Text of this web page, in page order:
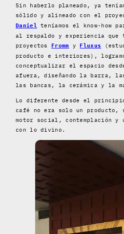
Sin haberlo planeado, ya
sólido y alineado con el
Daniel
teníamos el know-how
al respaldo y experiencia que
proyectos
Fromm y Fluxus
producto e interiores),
conceptualizar el espacio
afuera, diseñando la barra,
las bancas, la cerámica y la
Lo diferente desde el
café no era solo un
motor social, contemplación y
con lo divino.